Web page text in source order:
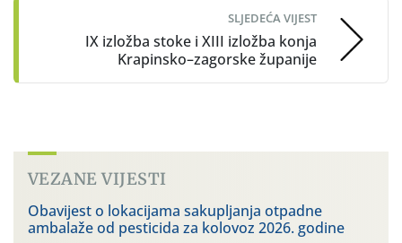
SLJEDEĆA VIJEST
IX izložba stoke i XIII izložba konja
Krapinsko–zagorske županije
VEZANE VIJESTI
Obavijest o lokacijama sakupljanja otpadne
ambalaže od pesticida za kolovoz 2026. godine